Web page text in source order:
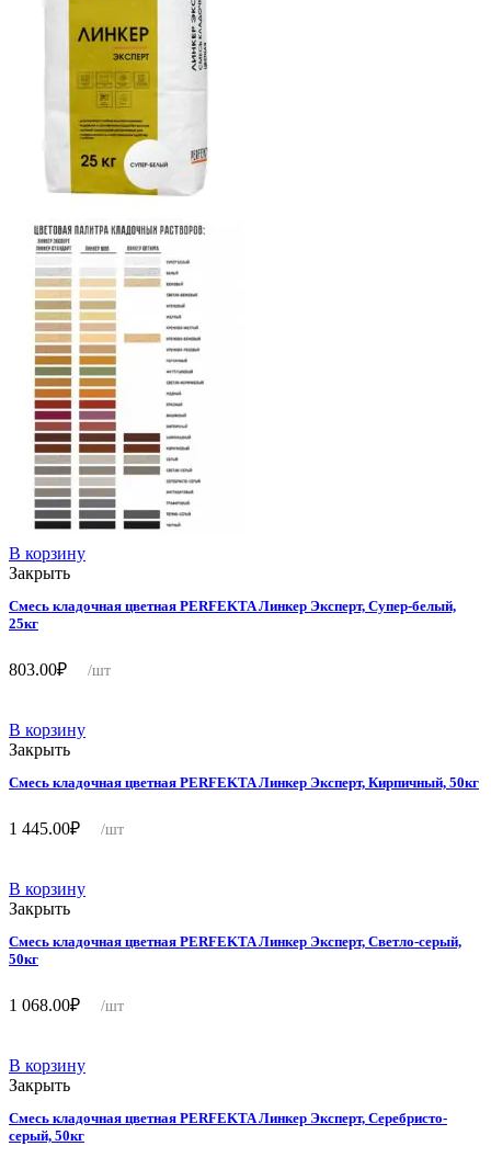
В корзину
Закрыть
Смесь кладочная цветная PERFEKTA Линкер Эксперт, Супер-белый,
25кг
803.00₽ /шт
В корзину
Закрыть
Смесь кладочная цветная PERFEKTA Линкер Эксперт, Кирпичный, 50кг
1 445.00₽ /шт
В корзину
Закрыть
Смесь кладочная цветная PERFEKTA Линкер Эксперт, Светло-серый,
50кг
1 068.00₽ /шт
В корзину
Закрыть
Смесь кладочная цветная PERFEKTA Линкер Эксперт, Серебристо-
серый, 50кг